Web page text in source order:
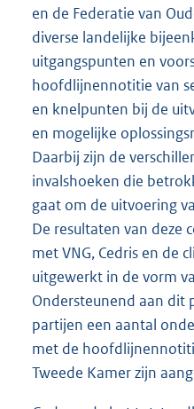
en de Federatie van
diverse landelijke
uitgangspunten en
hoofdlijnennotitie van
en knelpunten bij de
en mogelijke
Daarbij zijn de
invalshoeken die
gaat om de uitvoering
De resultaten van deze
met VNG, Cedris en de
uitgewerkt in de vorm
Ondersteunend aan dit
partijen een aantal
met de
Tweede Kamer zijn